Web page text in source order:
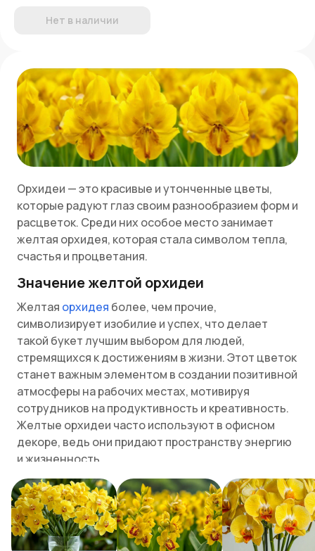
Нет в наличии
Орхидеи — это красивые и утонченные цветы,
которые радуют глаз своим разнообразием форм и
расцветок. Среди них особое место занимает
желтая орхидея, которая стала символом тепла,
счастья и процветания.
Значение желтой орхидеи
Желтая орхидея более, чем прочие,
символизирует изобилие и успех, что делает
такой букет лучшим выбором для людей,
стремящихся к достижениям в жизни. Этот цветок
станет важным элементом в создании позитивной
атмосферы на рабочих местах, мотивируя
сотрудников на продуктивность и креативность.
Желтые орхидеи часто используют в офисном
декоре, ведь они придают пространству энергию
и жизненность.
Помимо этого, желтая орхидея обладает
способностью укреплять дружеские связи. Букет
из желтых орхидей несет значение поддержки и
заботы, что делает букет этих цветов хорошим